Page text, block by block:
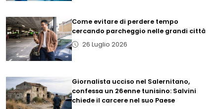
Come evitare di perdere tempo
cercando parcheggio nelle grandi città
26 Luglio 2026
Giornalista ucciso nel Salernitano,
confessa un 26enne tunisino: Salvini
chiede il carcere nel suo Paese